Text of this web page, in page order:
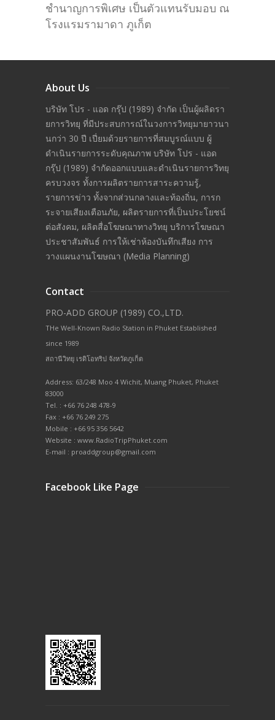
ชำนาญการพิเศษ เป็นตัวแทนรับมอบ ณ
โรงแรมรามาดา ภูเก็ต
About Us
บริษัท โปร - แอด กรุ๊ป (1989) จำกัด เป็นผู้ผลิดรา
ยการวิทยุ ที่มีประสบการณ์ในวงการวิทยุมายาวนา
นกว่า 30 ปี เปี่ยมด้วยรายการที่สมบูรณ์แบบ ผู้
ดำเนินรายการระดับคุณภาพ บริษัท โปร - แอด
กรุ๊ป (1989) จำกัดออกแบบและดำเนินรายการวิทยุ
ครบวงจร ทั้งการผลิตรายการสาระความรู้,
รายการข่าว ทั้งจากส่วนกลางและท้องถิ่น, การก
ระจายเสียงเตือนภัย, ผลิตรายการที่เป็นประโยชน์
ต่อสังคม, ผลิตสื่อโฆษณาทางวิทยุ บริการโฆษณา
ประชาสัมพันธ์ การให้เช่าห้องบันทึกเสียง การ
วางแผนงานโฆษณา (Media Planning)
Contact
PRO-ADD GROUP (1989) CO.,LTD.
THe Well-Known Radio Station in Phuket Established
since 1989
สถานีวิทยุ เรดิโอทริป จังหวัดภูเก็ต
Address: 63/248 Moo 4 Wichit, Muang Phuket, Phuket
83000
Tel. : +66 76 248 478-9
Fax : +66 76 249 275
Mobile : +66 95 356 5642
Website : www.RadioTripPhuket.com
E-mail : proaddgroup@gmail.com
Facebook Like Page